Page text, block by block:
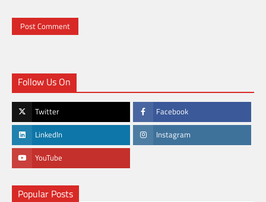
Follow Us On
Twitter Facebook
LinkedIn Instagram
YouTube
Popular Posts